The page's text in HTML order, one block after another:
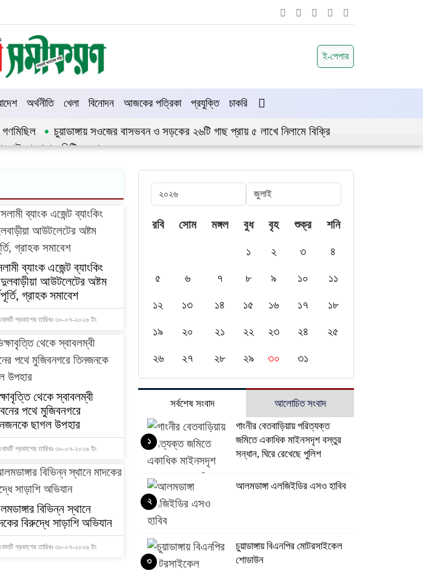
ই-পেপার
অর্থনীতি খেলা বিনোদন আজকের পত্রিকা প্রযুক্তি চাকরি
গণমিছিল
চুয়াডাঙ্গায় সওজের বাসভবন ও সড়কের ২৬টি গাছ প্রায় ৫ লাখে নিলামে বিক্রি
আইনশৃঙ্খলা কমিটির সভা
ব্যাংক এজেন্ট ব্যাংকিং
আউটলেটের অষ্টম
গ্রাহক সমাবেশ
প্রকাশের তারিখঃ ৩০-০৭-২০২৬ ইং
থেকে স্বাবলম্বী
পথে মুজিবনগরে
ছাগল উপহার
প্রকাশের তারিখঃ ৩০-০৭-২০২৬ ইং
বিভিন্ন স্থানে
বিরুদ্ধে সাড়াশি অভিযান
প্রকাশের তারিখঃ ৩০-০৭-২০২৬ ইং
রবি সোম মঙ্গল বুধ বৃহ শুক্র শনি
১ ২ ৩ ৪
৫ ৬ ৭ ৮ ৯ ১০ ১১
১২ ১৩ ১৪ ১৫ ১৬ ১৭ ১৮
১৯ ২০ ২১ ২২ ২৩ ২৪ ২৫
২৬ ২৭ ২৮ ২৯ ৩০ ৩১
সর্বশেষ সংবাদ
আলোচিত সংবাদ
গাংনীর বেতবাড়িয়ায় পরিত্যক্ত
জমিতে একাধিক মাইনসদৃশ বস্তুর
সন্ধান, ঘিরে রেখেছে পুলিশ
১
আলমডাঙ্গা এলজিইডির এসও হাবিব
২
চুয়াডাঙ্গায় বিএনপির মোটরসাইকেল
শোডাউন
৩